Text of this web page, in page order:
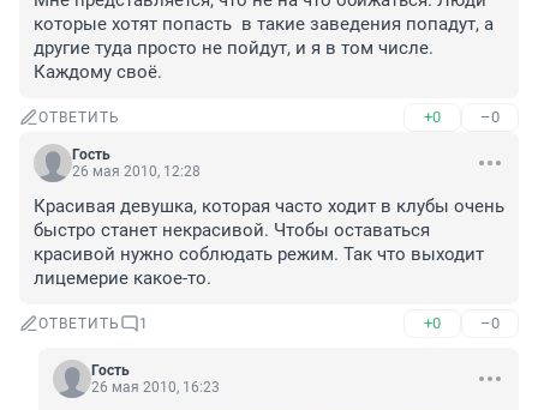
которые хотят попасть  в такие заведения попадут, а
другие туда просто не пойдут, и я в том числе.
ОТВЕТИТЬ +0 –0
Гость
26 мая 2010, 12:28
Красивая девушка, которая часто ходит в клубы очень
быстро станет некрасивой. Чтобы оставаться
красивой нужно соблюдать режим. Так что выходит
лицемерие какое-то.
ОТВЕТИТЬ 1 +0 –0
Гость
26 мая 2010, 16:23